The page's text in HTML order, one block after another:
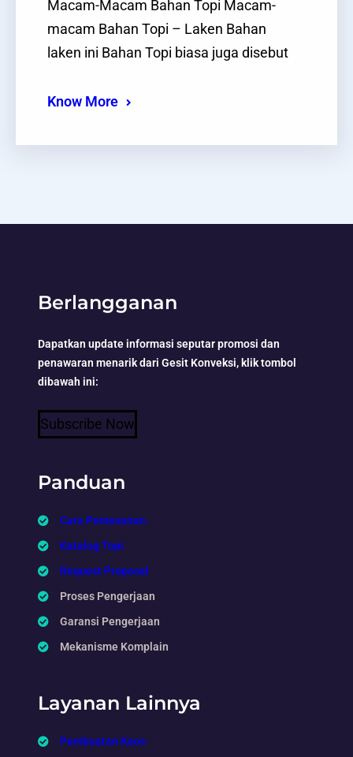
Macam-Macam Bahan Topi Macam-
macam Bahan Topi – Laken Bahan
laken ini Bahan Topi biasa juga disebut
Know More
Berlangganan
Dapatkan update informasi seputar promosi dan
penawaran menarik dari Gesit Konveksi, klik tombol
dibawah ini:
Subscribe Now
Panduan
Cara Pemesanan
Katalog Topi
Request Proposal
Proses Pengerjaan
Garansi Pengerjaan
Mekanisme Komplain
Layanan Lainnya
Pembuatan Kaos